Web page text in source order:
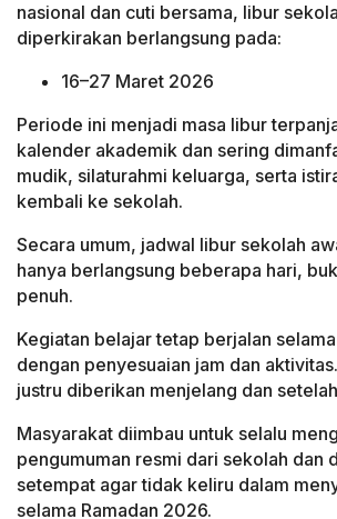
nasional dan cuti bersama, libur
diperkirakan berlangsung pada:
16–27 Maret 2026
Periode ini menjadi masa libur
kalender akademik dan sering
mudik, silaturahmi keluarga, serta
kembali ke sekolah.
Secara umum, jadwal libur sekolah
hanya berlangsung beberapa hari,
penuh.
Kegiatan belajar tetap berjalan
dengan penyesuaian jam dan
justru diberikan menjelang dan
Masyarakat diimbau untuk selalu
pengumuman resmi dari sekolah dan
setempat agar tidak keliru dalam
selama Ramadan 2026.